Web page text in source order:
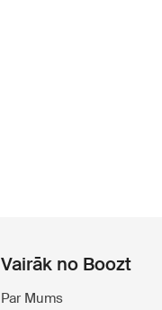
Vairāk no Boozt
Par Mums